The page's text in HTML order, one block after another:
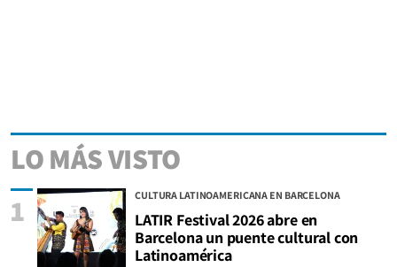
LO MÁS VISTO
CULTURA LATINOAMERICANA EN BARCELONA
LATIR Festival 2026 abre en
Barcelona un puente cultural con
Latinoamérica
1